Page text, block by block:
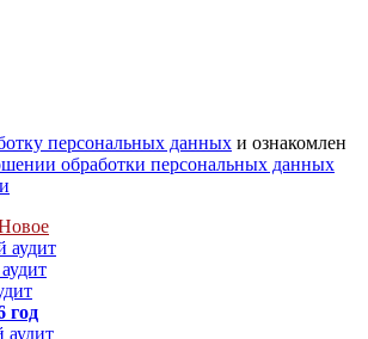
персональных данных и ознакомлен
обработки персональных данных
аудит
год
аудит